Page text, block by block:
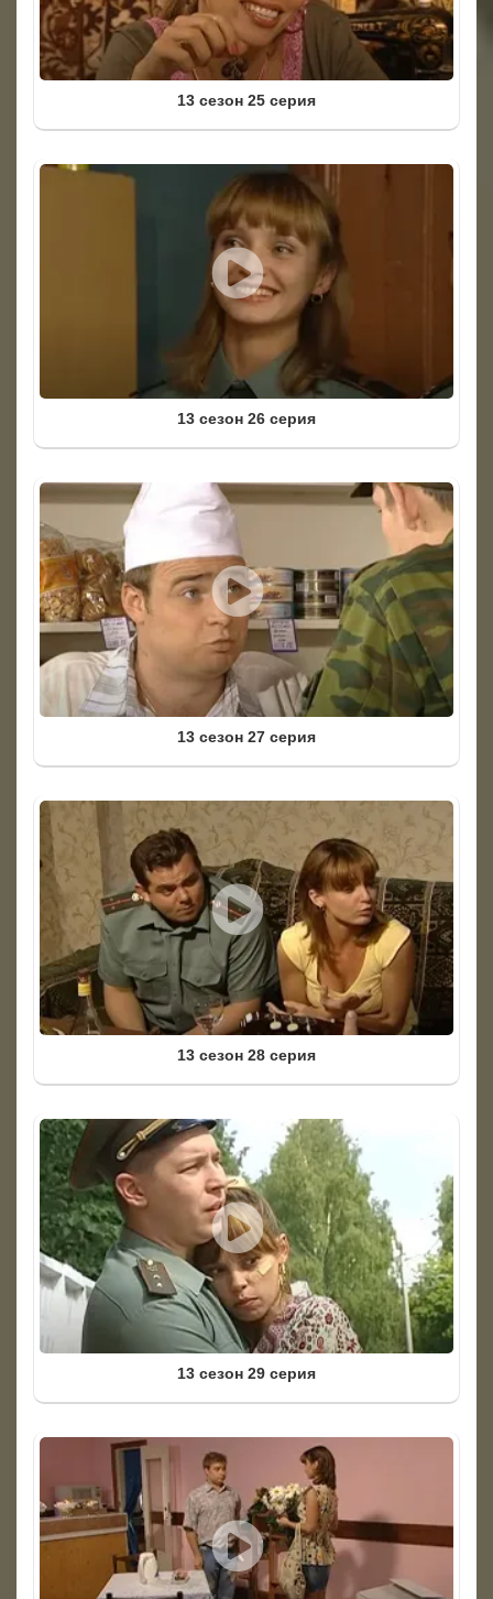
13 сезон 25 серия
13 сезон 26 серия
13 сезон 27 серия
13 сезон 28 серия
13 сезон 29 серия